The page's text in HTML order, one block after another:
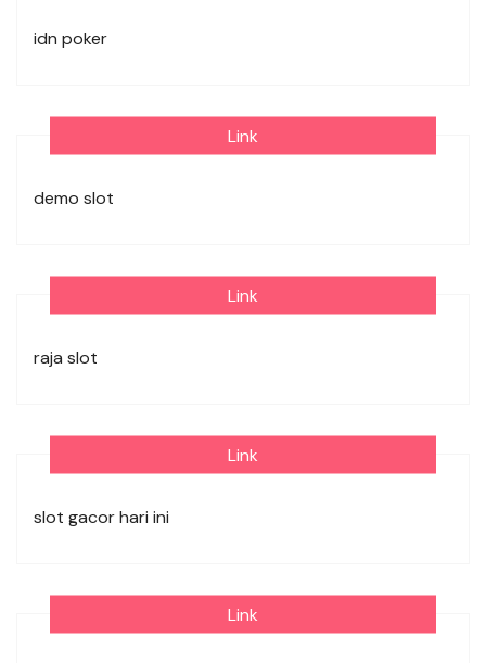
idn poker
Link
demo slot
Link
raja slot
Link
slot gacor hari ini
Link